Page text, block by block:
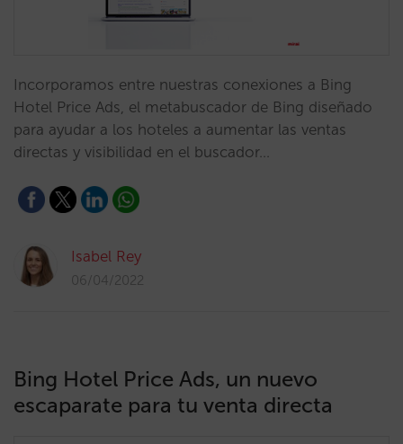
Incorporamos entre nuestras conexiones a Bing
Hotel Price Ads, el metabuscador de Bing diseñado
para ayudar a los hoteles a aumentar las ventas
directas y visibilidad en el buscador…
Isabel Rey
06/04/2022
Bing Hotel Price Ads, un nuevo
escaparate para tu venta directa